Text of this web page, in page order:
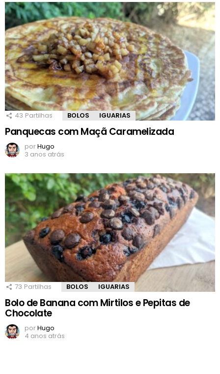
43 Partilhas BOLOS IGUARIAS
Panquecas com Maçã Caramelizada
porHugo
3 anos atrás
73 Partilhas BOLOS IGUARIAS
Bolo de Banana com Mirtilos e Pepitas de
Chocolate
porHugo
4 anos atrás